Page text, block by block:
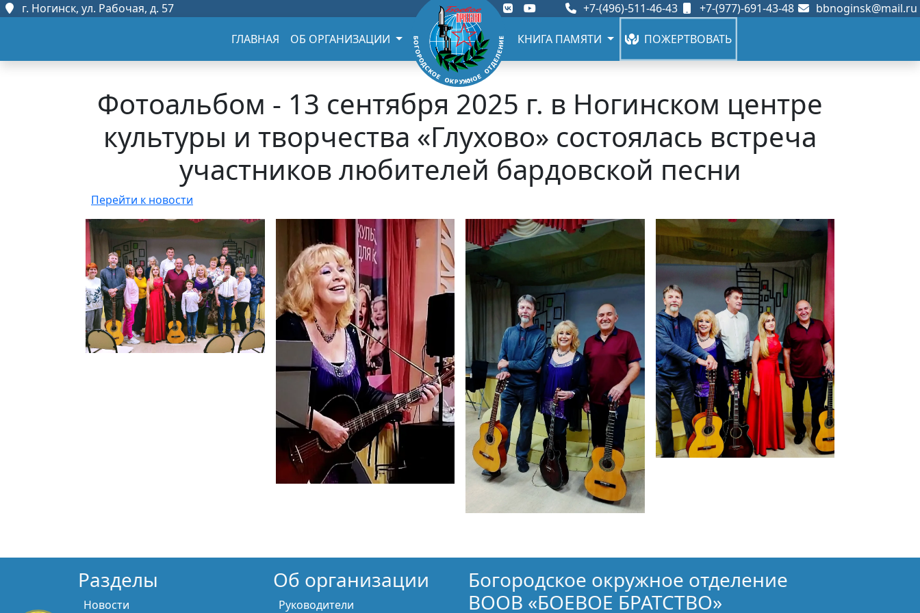
г. Ногинск, ул. Рабочая, д. 57 +7-(496)-511-46-43 +7-(977)-691-43-48 bbnoginsk@mail.ru
ГЛАВНАЯ ОБ ОРГАНИЗАЦИИ КНИГА ПАМЯТИ ПОЖЕРТВОВАТЬ
Фотоальбом - 13 сентября 2025 г. в Ногинском центре
культуры и творчества «Глухово» состоялась встреча
участников любителей бардовской песни
Перейти к новости
Разделы
Новости
Об организации
Руководители
Богородское окружное отделение
ВООВ «БОЕВОЕ БРАТСТВО»